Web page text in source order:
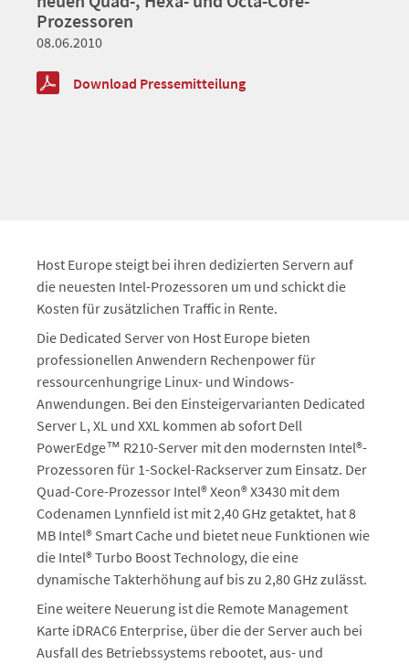
Prozessoren
08.06.2010
Download Pressemitteilung
Host Europe steigt bei ihren dedizierten Servern auf
die neuesten Intel-Prozessoren um und schickt die
Kosten für zusätzlichen Traffic in Rente.
Die Dedicated Server von Host Europe bieten
professionellen Anwendern Rechenpower für
ressourcenhungrige Linux- und Windows-
Anwendungen. Bei den Einsteigervarianten Dedicated
Server L, XL und XXL kommen ab sofort Dell
PowerEdge™ R210-Server mit den modernsten Intel®-
Prozessoren für 1-Sockel-Rackserver zum Einsatz. Der
Quad-Core-Prozessor Intel® Xeon® X3430 mit dem
Codenamen Lynnfield ist mit 2,40 GHz getaktet, hat 8
MB Intel® Smart Cache und bietet neue Funktionen wie
die Intel® Turbo Boost Technology, die eine
dynamische Takterhöhung auf bis zu 2,80 GHz zulässt.
Eine weitere Neuerung ist die Remote Management
Karte iDRAC6 Enterprise, über die der Server auch bei
Ausfall des Betriebssystems rebootet, aus- und